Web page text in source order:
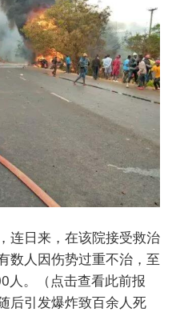
连日来，在该院接受救治
数人因伤势过重不治，至
人。（点击查看此前报
后引发爆炸致百余人死